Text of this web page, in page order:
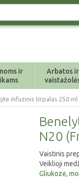
ir
Arbatos ir
infuzinis tirpalas 250 ml
N20
Vaistinis
Veiklioji
Gliukozė,